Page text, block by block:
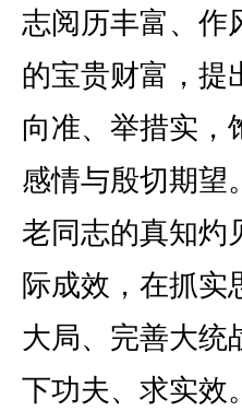
志阅历丰富、作
的宝贵财富，提
向准、举措实，
感情与殷切期望
老同志的真知灼
际成效，在抓实
大局、完善大统
下功夫、求实效